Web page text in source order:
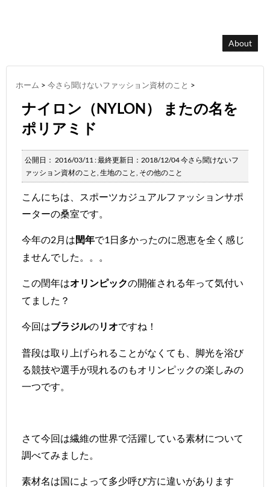
About
ホーム > 今さら聞けないファッション資材のこと >
ナイロン（NYLON） またの名を
ポリアミド
公開日： 2016/03/11: 最終更新日：2018/12/04今さら聞けないフ
ァッション資材のこと, 生地のこと, その他のこと
こんにちは、スポーツカジュアルファッションサポ
ーターの桑室です。
今年の2月は閏年で1日多かったのに恩恵を全く感じ
ませんでした。。。
この閏年はオリンピックの開催される年って気付い
てました？
今回はブラジルのリオですね！
普段は取り上げられることがなくても、脚光を浴び
る競技や選手が現れるのもオリンピックの楽しみの
一つです。
さて今回は繊維の世界で活躍している素材について
調べてみました。
素材名は国によって多少呼び方に違いがあります